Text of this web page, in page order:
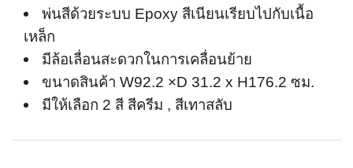
พ่นสีด้วยระบบ Epoxy สีเนียนเรียบไปกับเนื้อ
เหล็ก
มีล้อเลื่อนสะดวกในการเคลื่อนย้าย
ขนาดสินค้า W92.2 ×D 31.2 x H176.2 ซม.
มีให้เลือก 2 สี สีครีม , สีเทาสลับ